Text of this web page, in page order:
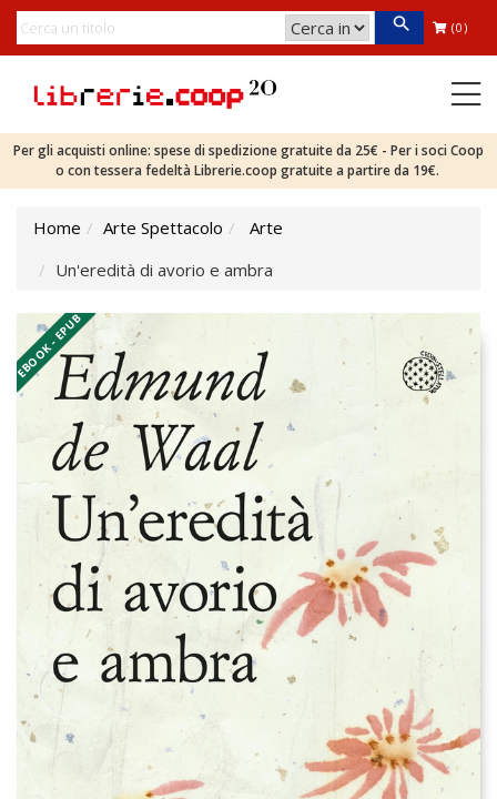
(0)
Per gli acquisti online: spese di spedizione gratuite da 25€ - Per i soci Coop
o con tessera fedeltà Librerie.coop gratuite a partire da 19€.
Home Arte Spettacolo
Arte
Un'eredità di avorio e ambra
EBOOK - EPUB